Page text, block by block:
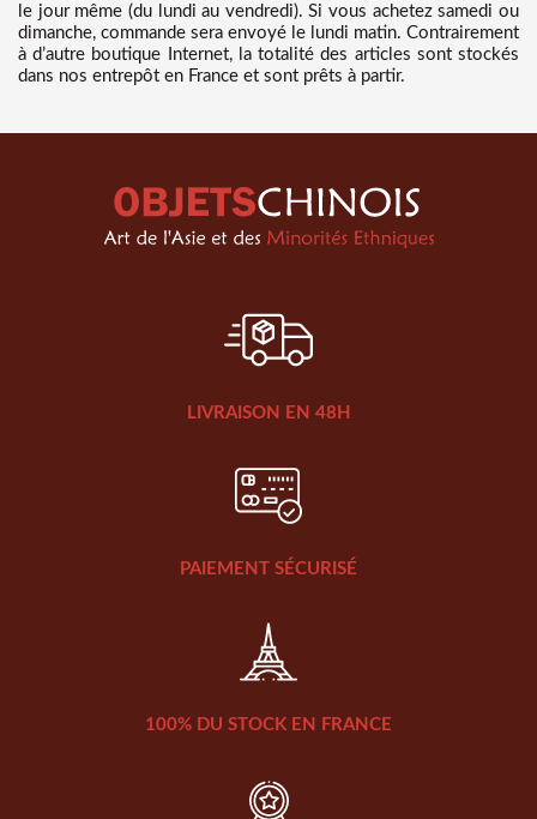
le jour même (du lundi au vendredi). Si vous achetez samedi ou
dimanche, commande sera envoyé le lundi matin. Contrairement
à d’autre boutique Internet, la totalité des articles sont stockés
dans nos entrepôt en France et sont prêts à partir.
LIVRAISON EN 48H
PAIEMENT SÉCURISÉ
100% DU STOCK EN FRANCE